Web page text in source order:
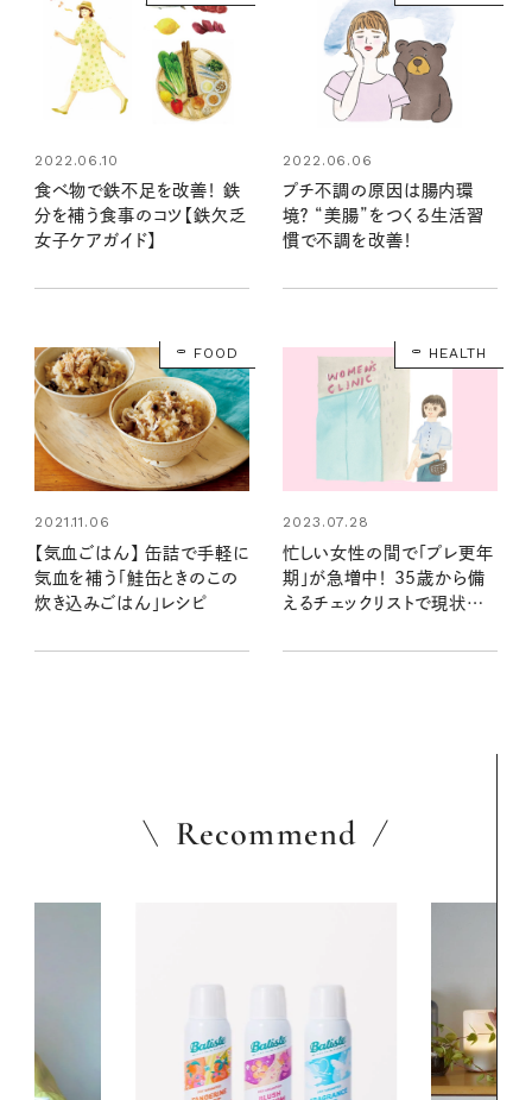
2022.06.10
食べ物で鉄不足を改善！ 鉄
分を補う食事のコツ【鉄欠乏
女子ケアガイド】
2022.06.06
プチ不調の原因は腸内環
境？ “美腸”をつくる生活習
慣で不調を改善！
FOOD
2021.11.06
【気血ごはん】 缶詰で手軽に
気血を補う「鮭缶ときのこの
炊き込みごはん」レシピ
HEALTH
2023.07.28
忙しい女性の間で「プレ更年
期」が急増中！ 35歳から備
えるチェックリストで現状を
Recommend